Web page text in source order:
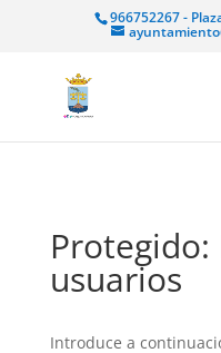
966752267 -
usuarios
Introduce a